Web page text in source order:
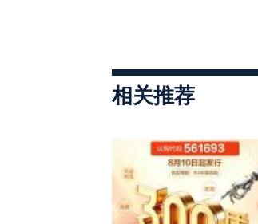
相关推荐